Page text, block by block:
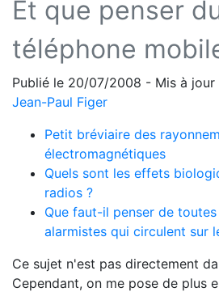
Et que penser
téléphone
Publié le 20/07/2008 - Mis à jour
Jean-Paul Figer
Petit bréviaire des
électromagnétiques
Quels sont les effets
radios ?
Que faut-il penser de
alarmistes qui circulent sur
Ce sujet n'est pas directement
Cependant, on me pose de plus